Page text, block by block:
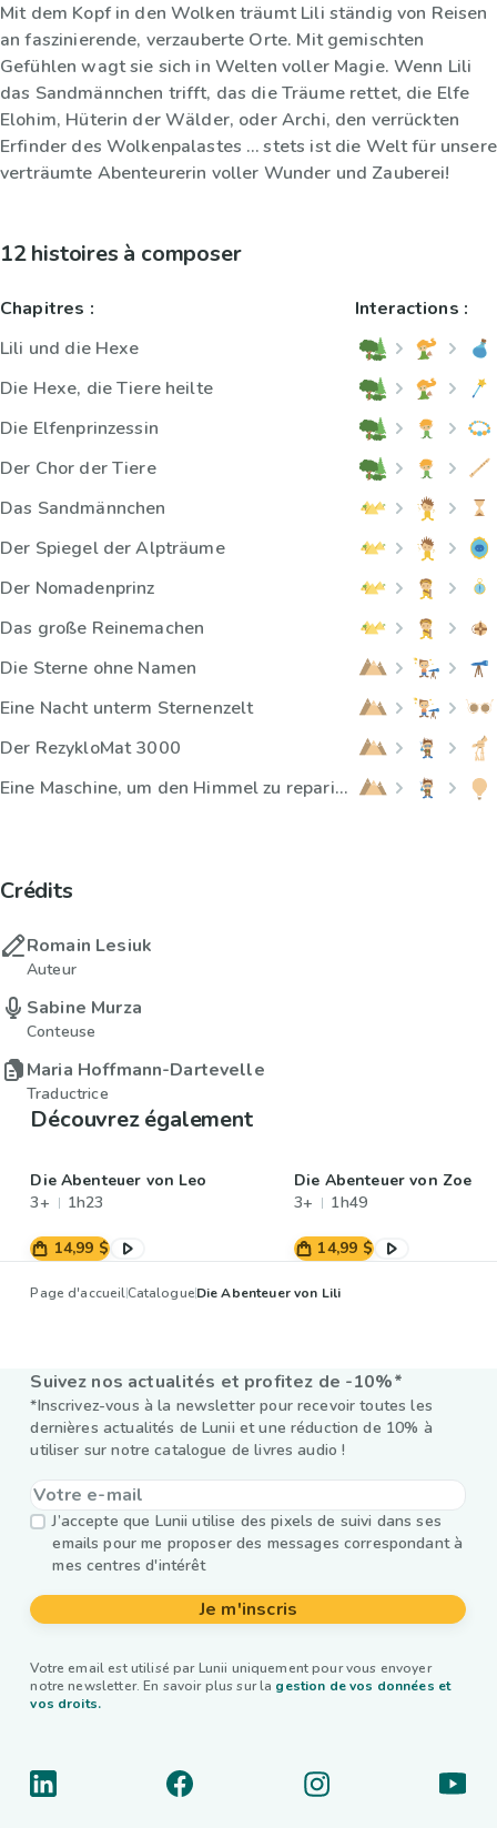
Mit dem Kopf in den Wolken träumt Lili ständig von Reisen
an faszinierende, verzauberte Orte. Mit gemischten
Gefühlen wagt sie sich in Welten voller Magie. Wenn Lili
das Sandmännchen trifft, das die Träume rettet, die Elfe
Elohim, Hüterin der Wälder, oder Archi, den verrückten
Erfinder des Wolkenpalastes … stets ist die Welt für unsere
verträumte Abenteurerin voller Wunder und Zauberei!
12 histoires à composer
Chapitres :
Lili und die Hexe
Die Hexe, die Tiere heilte
Die Elfenprinzessin
Der Chor der Tiere
Das Sandmännchen
Der Spiegel der Alpträume
Der Nomadenprinz
Das große Reinemachen
Die Sterne ohne Namen
Eine Nacht unterm Sternenzelt
Der RezykloMat 3000
Eine Maschine, um den Himmel zu reparieren
Interactions :
Crédits
Romain Lesiuk
Auteur
Sabine Murza
Conteuse
Maria Hoffmann-Dartevelle
Traductrice
Découvrez également
Die Abenteuer von Leo
3+
1h23
14,99 $
Die Abenteuer von Zoe
3+
1h49
14,99 $
Page d'accueilCatalogueDie Abenteuer von Lili
Suivez nos actualités et profitez de -10%*
*Inscrivez-vous à la newsletter pour recevoir toutes les
dernières actualités de Lunii et une réduction de 10% à
utiliser sur notre catalogue de livres audio !
J’accepte que Lunii utilise des pixels de suivi dans ses
emails pour me proposer des messages correspondant à
mes centres d'intérêt
Je m'inscris
Votre email est utilisé par Lunii uniquement pour vous envoyer
notre newsletter. En savoir plus sur la gestion de vos données et
vos droits.